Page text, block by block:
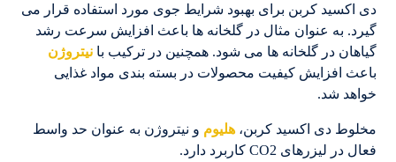
دی اکسید کربن برای بهبود شرایط جوی مورد استفاده قرار می
گیرد. به عنوان مثال در گلخانه ها باعث افزایش سرعت رشد
گیاهان در گلخانه ها می شود. همچنین در ترکیب بانیتروژن
باعث افزایش کیفیت محصولات در بسته بندی مواد غذایی
خواهد شد.
مخلوط دی اکسید کربن،هلیوم و نیتروژن به عنوان حد واسط
فعال در لیزرهای CO2 کاربرد دارد.